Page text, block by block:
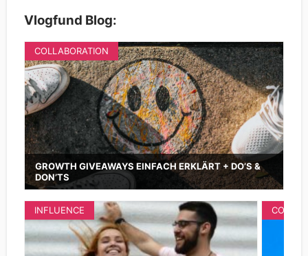
Vlogfund Blog:
GROWTH GIVEAWAYS EINFACH ERKLÄRT + DO’S &
DON’TS
COLLABORATION
INFLUENCE